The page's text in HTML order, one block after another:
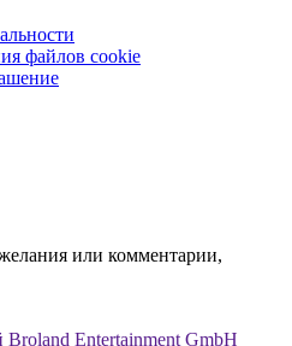
файлов cookie
или комментарии,